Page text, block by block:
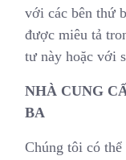
với các bên thứ
được miêu tả
tư này hoặc với
NHÀ CUNG
BA
Chúng tôi có thể